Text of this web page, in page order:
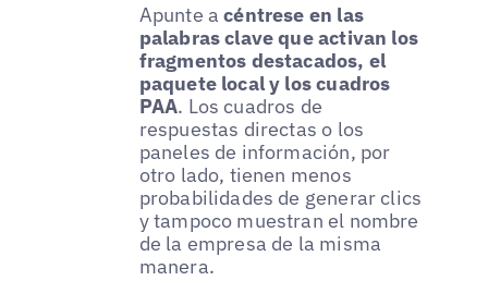
Apunte acéntrese en las
palabras clave que activan los
fragmentos destacados, el
paquete local y los cuadros
PAA. Los cuadros de
respuestas directas o los
paneles de información, por
otro lado, tienen menos
probabilidades de generar clics
y tampoco muestran el nombre
de la empresa de la misma
manera.